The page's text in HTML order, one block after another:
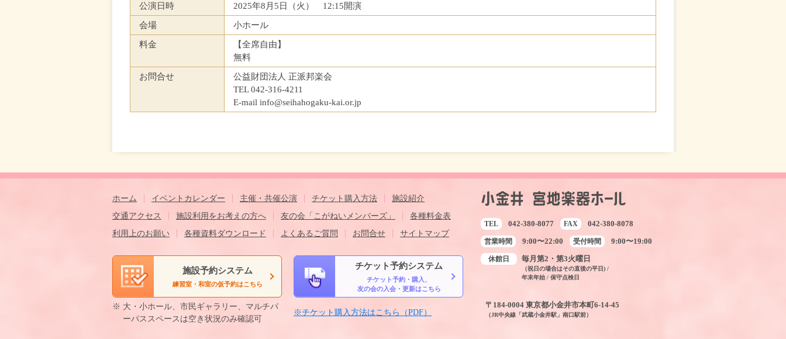
公演日時 2025年8月5日（火） 12:15開演
会場 小ホール
料金
【全席自由】
無料
お問合せ
公益財団法人 正派邦楽会
TEL 042-316-4211
E-mail info@seihahogaku-kai.or.jp
ホーム イベントカレンダー 主催・共催公演 チケット購入方法
施設紹介
交通アクセス
施設利用をお考えの方へ 友の会「こがねいメンバーズ」
各種料金表
利用上のお願い
各種資料ダウンロード よくあるご質問 お問合せ サイトマップ
施設予約システム
練習室・和室の仮予約はこちら
※ 大・小ホール、市民ギャラリー、マルチパ
ーパススペースは空き状況のみ確認可
チケット予約システム
チケット予約・購入、
友の会の入会・更新はこちら
※チケット購入方法はこちら（PDF）
TEL 042-380-8077 FAX 042-380-8078
営業時間 9:00〜22:00 受付時間 9:00〜19:00
休館日 毎月第2・第3火曜日
（祝日の場合はその直後の平日) /
年末年始 / 保守点検日
〒184-0004 東京都小金井市本町6-14-45
（JR中央線「武蔵小金井駅」南口駅前）